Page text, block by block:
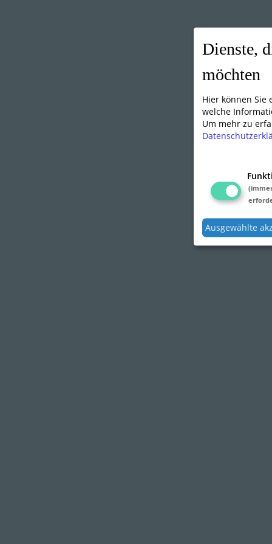
Dienste,
möchten
Hier können Sie
welche
Um mehr zu
Ausgewählte